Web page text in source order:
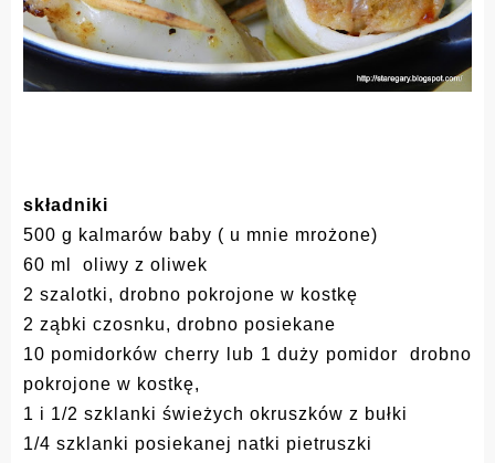
składniki
500 g kalmarów baby ( u mnie mrożone)
60 ml oliwy z oliwek
2 szalotki, drobno pokrojone w kostkę
2 ząbki czosnku, drobno posiekane
10 pomidorków cherry lub 1 duży pomidor drobno
pokrojone w kostkę,
1 i 1/2 szklanki świeżych okruszków z bułki
1/4 szklanki posiekanej natki pietruszki